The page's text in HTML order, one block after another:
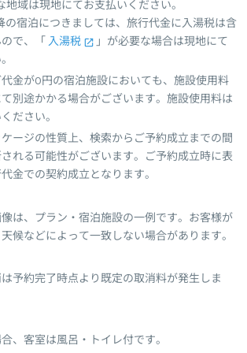
地域は現地にてお支払いください。
の宿泊につきましては、旅行代金に入湯税は含
で、「 入湯税
」が必要な場合は現地にて
金が0円の宿泊施設においても、施設使用料
て別途かかる場合がございます。施設使用料は
ださい。
ージの性質上、検索からご予約成立までの間
れる可能性がございます。ご予約成立時に表
金での契約成立となります。
は、プラン・宿泊施設の一例です。お客様が
候などによって一致しない場合があります。
予約完了時点より既定の取消料が発生しま
、客室は風呂・トイレ付です。